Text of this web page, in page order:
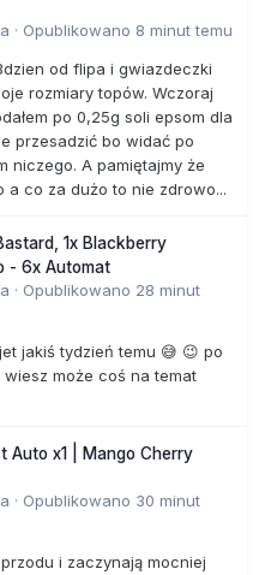
· Opublikowano 8 minut temu
od flipa i gwiazdeczki
rozmiary topów. Wczoraj
po 0,25g soli epsom dla
przesadzić bo widać po
niczego. A pamiętajmy że
a co za dużo to nie zdrowo...
1x Blackberry
- 6x Automat
· Opublikowano 28 minut
jakiś tydzień temu 😅 😉 po
może coś na temat
Auto x1 | Mango Cherry
· Opublikowano 30 minut
i zaczynają mocniej